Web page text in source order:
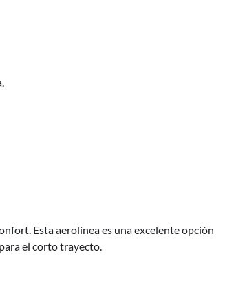
Esta aerolínea es una excelente opción
el corto trayecto.